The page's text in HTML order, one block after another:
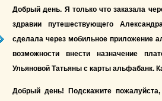
Добрый день. Я только что заказала
здравии путешествующего
сделала через мобильное приложение
возможности внести назначение
Ульяновой Татьяны с карты альфабанк.
Добрый день! Подскажите